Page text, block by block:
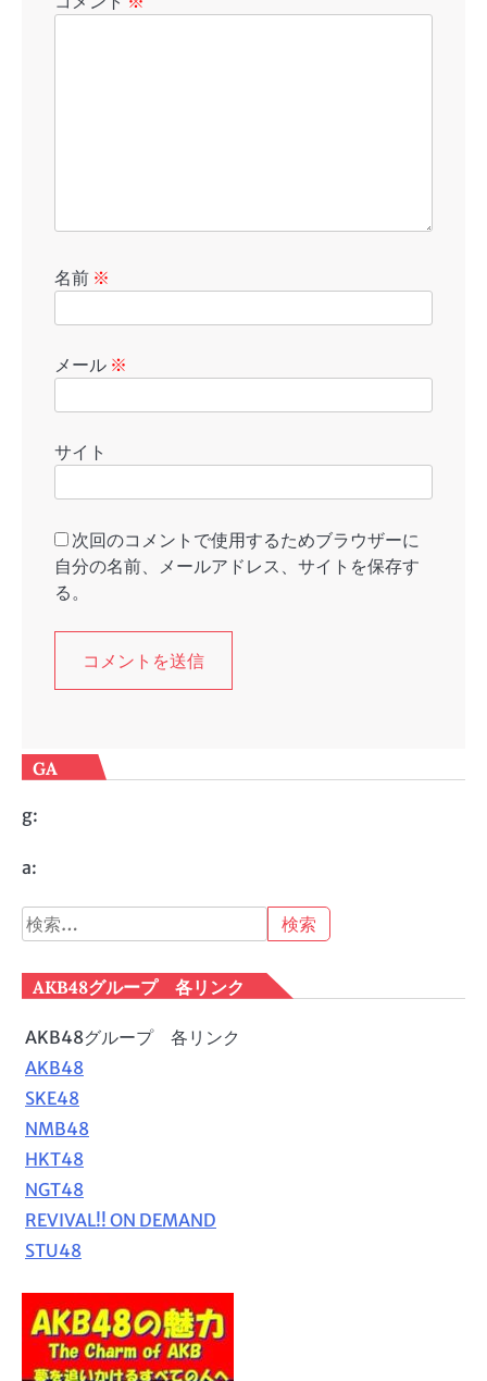
名前 ※
メール ※
サイト
次回のコメントで使用するためブラウザーに
自分の名前、メールアドレス、サイトを保存す
る。
GA
g:
a:
検
索:
AKB48グループ 各リンク
AKB48グループ 各リンク
AKB48
SKE48
NMB48
HKT48
NGT48
REVIVAL!! ON DEMAND
STU48